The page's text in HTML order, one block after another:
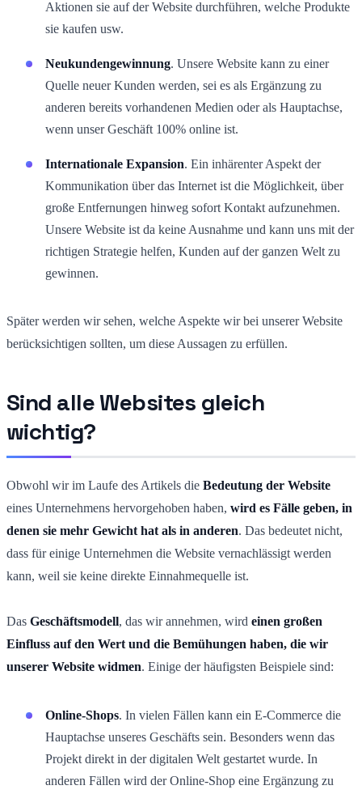
Aktionen sie auf der Website durchführen, welche Produkte
sie kaufen usw.
Neukundengewinnung. Unsere Website kann zu einer
Quelle neuer Kunden werden, sei es als Ergänzung zu
anderen bereits vorhandenen Medien oder als Hauptachse,
wenn unser Geschäft 100% online ist.
Internationale Expansion. Ein inhärenter Aspekt der
Kommunikation über das Internet ist die Möglichkeit, über
große Entfernungen hinweg sofort Kontakt aufzunehmen.
Unsere Website ist da keine Ausnahme und kann uns mit der
richtigen Strategie helfen, Kunden auf der ganzen Welt zu
gewinnen.
Später werden wir sehen, welche Aspekte wir bei unserer Website
berücksichtigen sollten, um diese Aussagen zu erfüllen.
Sind alle Websites gleich
wichtig?
Obwohl wir im Laufe des Artikels die Bedeutung der Website
eines Unternehmens hervorgehoben haben, wird es Fälle geben, in
denen sie mehr Gewicht hat als in anderen. Das bedeutet nicht,
dass für einige Unternehmen die Website vernachlässigt werden
kann, weil sie keine direkte Einnahmequelle ist.
Das Geschäftsmodell, das wir annehmen, wird einen großen
Einfluss auf den Wert und die Bemühungen haben, die wir
unserer Website widmen. Einige der häufigsten Beispiele sind:
Online-Shops. In vielen Fällen kann ein E-Commerce die
Hauptachse unseres Geschäfts sein. Besonders wenn das
Projekt direkt in der digitalen Welt gestartet wurde. In
anderen Fällen wird der Online-Shop eine Ergänzung zu